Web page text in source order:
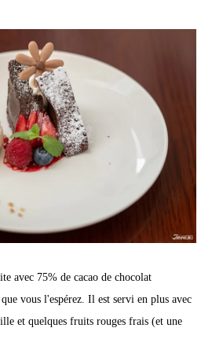
avec 75% de cacao de chocolat
vous l'espérez. Il est servi en plus avec
et quelques fruits rouges frais (et une